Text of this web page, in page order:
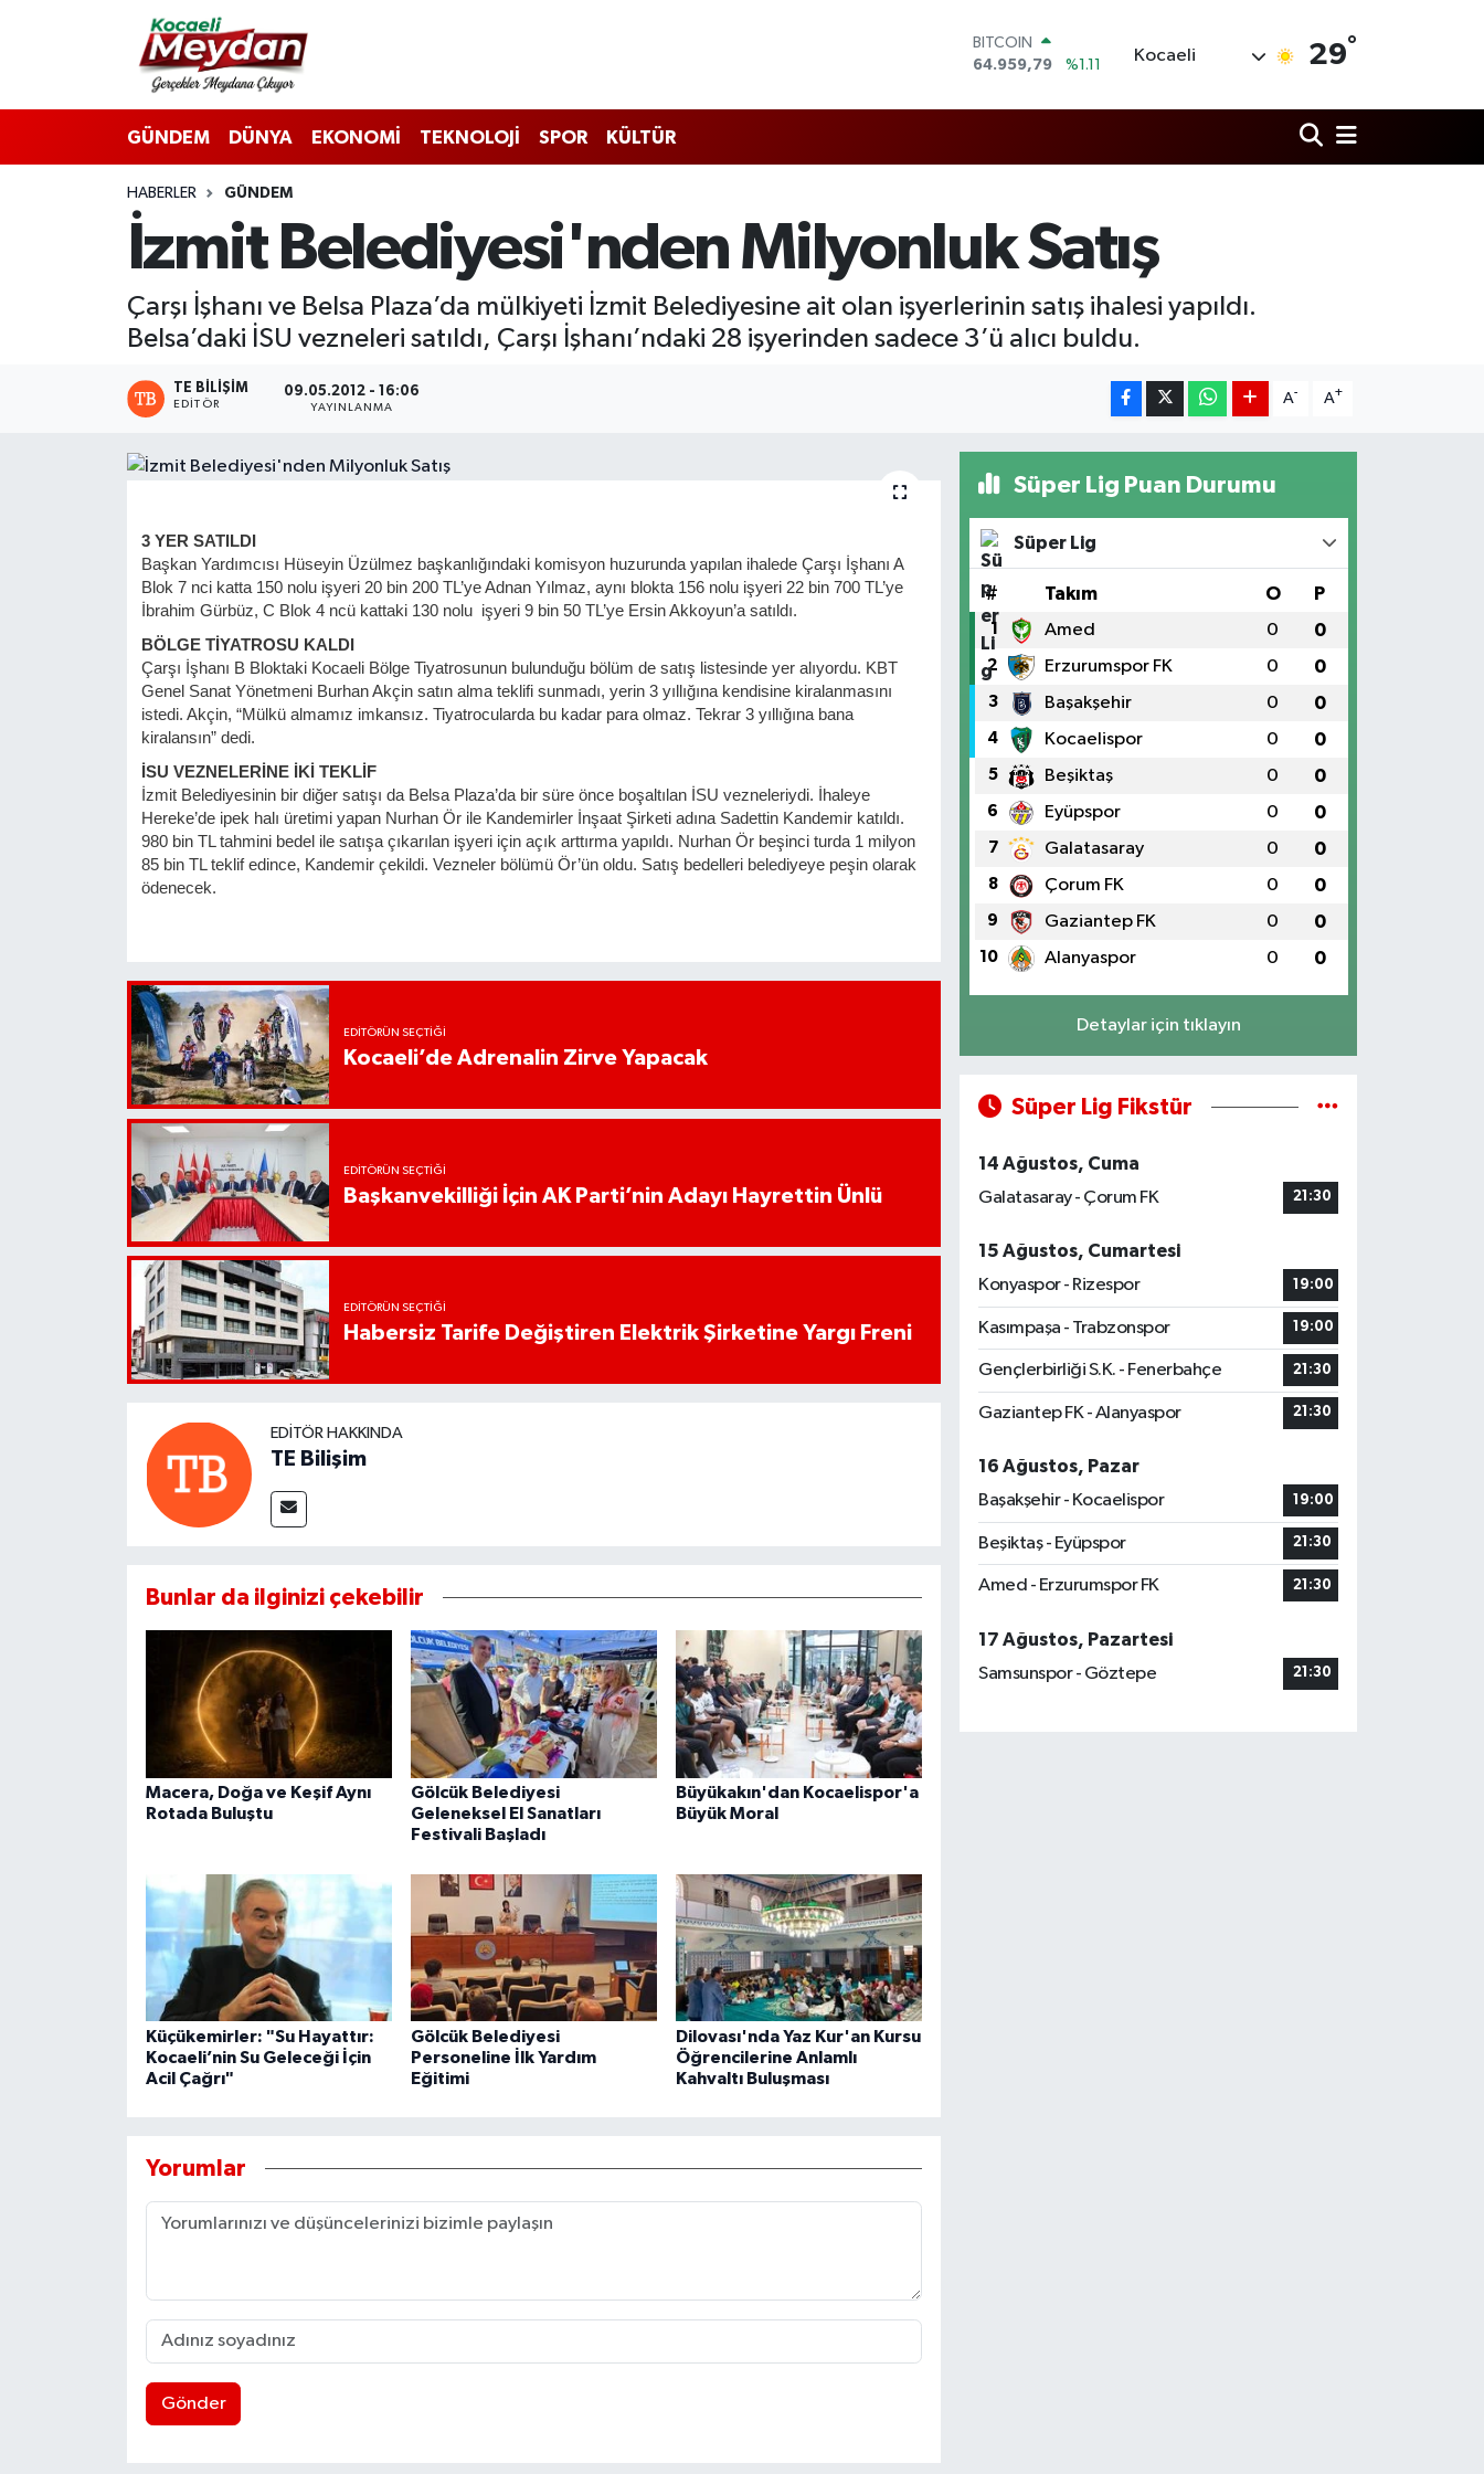
BITCOIN
64.959,79
%1.11
47,7436
%0.18
GRAM ALTIN
6660.55
%0.03
BİST100
Kocaeli 29°
GÜNDEM DÜNYA EKONOMİ TEKNOLOJİ SPOR KÜLTÜR
HABERLER GÜNDEM
İzmit Belediyesi'nden Milyonluk Satış
Çarşı İşhanı ve Belsa Plaza’da mülkiyeti İzmit Belediyesine ait olan işyerlerinin satış ihalesi yapıldı.
Belsa’daki İSU vezneleri satıldı, Çarşı İşhanı’ndaki 28 işyerinden sadece 3’ü alıcı buldu.
TE BILIŞIM
EDITÖR
09.05.2012 - 16:06
YAYINLANMA
A- A+
3 YER SATILDI
Başkan Yardımcısı Hüseyin Üzülmez başkanlığındaki komisyon huzurunda yapılan ihalede Çarşı İşhanı A
Blok 7 nci katta 150 nolu işyeri 20 bin 200 TL’ye Adnan Yılmaz, aynı blokta 156 nolu işyeri 22 bin 700 TL’ye
İbrahim Gürbüz, C Blok 4 ncü kattaki 130 nolu işyeri 9 bin 50 TL’ye Ersin Akkoyun’a satıldı.
BÖLGE TİYATROSU KALDI
Çarşı İşhanı B Bloktaki Kocaeli Bölge Tiyatrosunun bulunduğu bölüm de satış listesinde yer alıyordu. KBT
Genel Sanat Yönetmeni Burhan Akçin satın alma teklifi sunmadı, yerin 3 yıllığına kendisine kiralanmasını
istedi. Akçin, “Mülkü almamız imkansız. Tiyatrocularda bu kadar para olmaz. Tekrar 3 yıllığına bana
kiralansın” dedi.
İSU VEZNELERİNE İKİ TEKLİF
İzmit Belediyesinin bir diğer satışı da Belsa Plaza’da bir süre önce boşaltılan İSU vezneleriydi. İhaleye
Hereke’de ipek halı üretimi yapan Nurhan Ör ile Kandemirler İnşaat Şirketi adına Sadettin Kandemir katıldı.
980 bin TL tahmini bedel ile satışa çıkarılan işyeri için açık arttırma yapıldı. Nurhan Ör beşinci turda 1 milyon
85 bin TL teklif edince, Kandemir çekildi. Vezneler bölümü Ör’ün oldu. Satış bedelleri belediyeye peşin olarak
ödenecek.
EDITÖRÜN SEÇTIĞI
Kocaeli’de Adrenalin Zirve Yapacak
EDITÖRÜN SEÇTIĞI
Başkanvekilliği İçin AK Parti’nin Adayı Hayrettin Ünlü
EDITÖRÜN SEÇTIĞI
Habersiz Tarife Değiştiren Elektrik Şirketine Yargı Freni
EDITÖR HAKKINDA
TE Bilişim
Bunlar da ilginizi çekebilir
Macera, Doğa ve Keşif Aynı
Rotada Buluştu
Gölcük Belediyesi
Geleneksel El Sanatları
Festivali Başladı
Büyükakın'dan Kocaelispor'a
Büyük Moral
Küçükemirler: "Su Hayattır:
Kocaeli’nin Su Geleceği İçin
Acil Çağrı"
Gölcük Belediyesi
Personeline İlk Yardım
Eğitimi
Dilovası'nda Yaz Kur'an Kursu
Öğrencilerine Anlamlı
Kahvaltı Buluşması
Yorumlar
Gönder
Süper Lig Puan Durumu
Süper Lig
# Takım O P
1 Amed 0 0
2 Erzurumspor FK 0 0
3 Başakşehir 0 0
4 Kocaelispor 0 0
5 Beşiktaş 0 0
6 Eyüpspor 0 0
7 Galatasaray 0 0
8 Çorum FK 0 0
9 Gaziantep FK 0 0
10 Alanyaspor 0 0
Detaylar için tıklayın
Süper Lig Fikstür
14 Ağustos, Cuma
Galatasaray - Çorum FK
21:30
15 Ağustos, Cumartesi
Konyaspor - Rizespor
19:00
Kasımpaşa - Trabzonspor 19:00
Gençlerbirliği S.K. - Fenerbahçe 21:30
Gaziantep FK - Alanyaspor 21:30
16 Ağustos, Pazar
Başakşehir - Kocaelispor
19:00
Beşiktaş - Eyüpspor 21:30
Amed - Erzurumspor FK 21:30
17 Ağustos, Pazartesi
Samsunspor - Göztepe
21:30
Nöbetçi Eczaneler
Hava Durumu
Trafik Durumu
Süper Lig Puan Durumu ve Fikstür
Tüm Manşetler
Haber Arşivi